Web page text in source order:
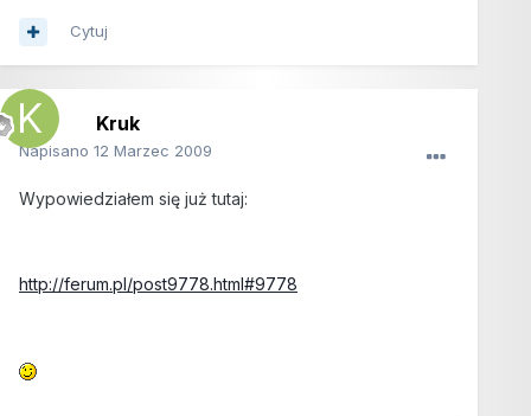
Cytuj
Kruk
Napisano 12 Marzec 2009
Wypowiedziałem się już tutaj:
http://ferum.pl/post9778.html#9778